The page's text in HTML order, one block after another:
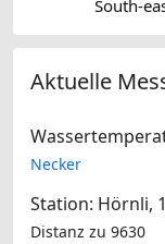
South-
Aktuelle
Necker
Station: Hörnli,
Distanz zu 9630